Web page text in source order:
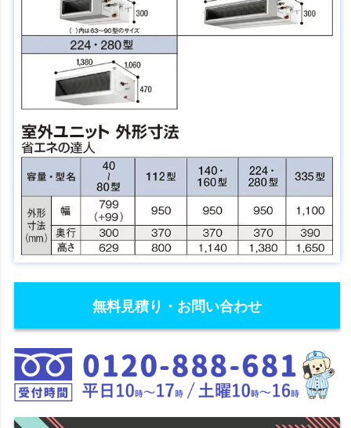
無料見積り・お問い合わせ